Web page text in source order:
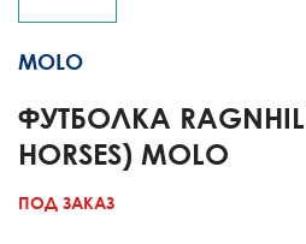
MOLO
ФУТБОЛКА
HORSES) MOLO
ПОД ЗАКАЗ